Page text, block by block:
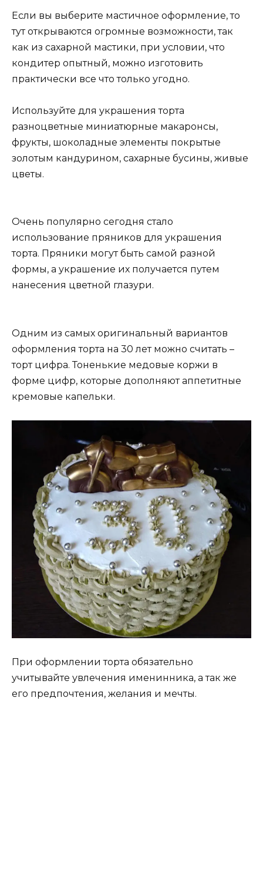
Если вы выберите мастичное оформление, то
тут открываются огромные возможности, так
как из сахарной мастики, при условии, что
кондитер опытный, можно изготовить
практически все что только угодно.
Используйте для украшения торта
разноцветные миниатюрные макаронсы,
фрукты, шоколадные элементы покрытые
золотым кандурином, сахарные бусины, живые
цветы.
Очень популярно сегодня стало
использование пряников для украшения
торта. Пряники могут быть самой разной
формы, а украшение их получается путем
нанесения цветной глазури.
Одним из самых оригинальный вариантов
оформления торта на 30 лет можно считать –
торт цифра. Тоненькие медовые коржи в
форме цифр, которые дополняют аппетитные
кремовые капельки.
При оформлении торта обязательно
учитывайте увлечения именинника, а так же
его предпочтения, желания и мечты.